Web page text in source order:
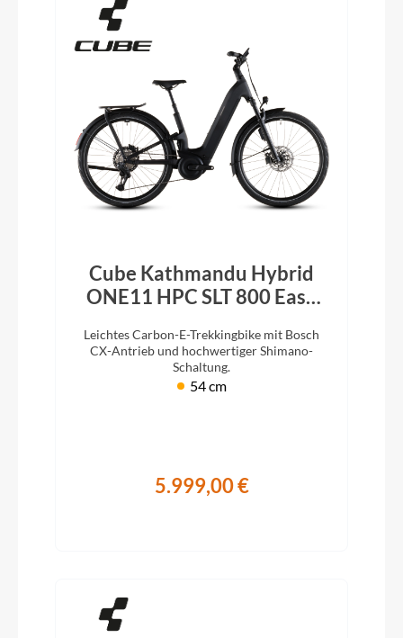
Cube Kathmandu Hybrid
ONE11 HPC SLT 800 Easy
2026
Leichtes Carbon-E-Trekkingbike mit Bosch
CX-Antrieb und hochwertiger Shimano-
Schaltung.
54 cm
5.999,00 €